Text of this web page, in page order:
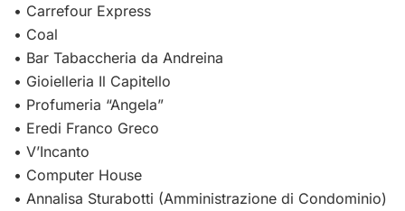
• Carrefour Express
• Coal
• Bar Tabaccheria da Andreina
• Gioielleria Il Capitello
• Profumeria “Angela”
• Eredi Franco Greco
• V’Incanto
• Computer House
• Annalisa Sturabotti (Amministrazione di Condominio)